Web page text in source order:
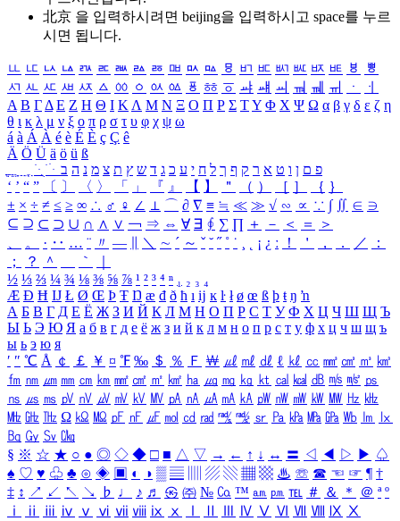
北京 을 입력하시려면 beijing을 입력하시고 space를 누르
시면 됩니다.
ㅥ ㅦ ㅧ ㅨ ㅩ ㅪ ㅫ ㅬ ㅭ ㅮ ㅯ ㅰ ㅱ ㅲ ㅳ ㅴ ㅵ ㅶ ㅷ ㅸ
ㅹ
ㅺ ㅻ ㅼ ㅽ ㅾ ㅿ ㆀ ㆁ ㆂ ㆃ ㆄ ㆅ ㆆ ㆇ ㆈ ㆉ ㆊ ㆋ ㆌ ㆍ
ㆎ
Α Β ΓΔ Ε Ζ Η Θ Ι ΚΛ Μ Ν Ξ Ο Π Ρ Σ ΤΥ Φ Χ Ψ Ω α β γ δ ε ζ η
θ ι κ λ μ ν ξ ο π ρ σ τ υ φ χ ψ ω
á à Á À é è É È ç Ç ê
Ä Ö Ü ä ö ü ß
ִֶֹ ֻּ ׁׂ פ ם ן ו ט א ר ק ף ך ל ח י ע כ ג ד ש ץ ת צ מ נ ה ב
‘ ’ “ ” 〔 〕 〈 〉 「 」 『 』 【 】 ＂ （ ） ［ ］ ｛ ｝
± × ÷ ≠ ≤ ≥ ∞ ∴ ♂ ♀ ∠ ⊥ ⌒ ∂ ∇ ≡ ≒ ≪ ≫ √ ∽ ∝ ∵ ∫ ∬ ∈ ∋
⊆ ⊇ ⊂ ⊃ ∪ ∩ ∧ ∨ ￢ ⇒ ⇔ ∀ ∃ ∮ ∑ ∏ ＋ － ＜ ＝
＞
、
。 · ‥ … ¨ 〃 ― ＼ ∼ ´ ～ ˇ ˘ ˝ ˚ ˙ ¸ ¡ ¿ ː ！ ＇ ， ． ／
：
；
？ ＾ ｀
½ ⅓ ⅔ ¼ ¾ ⅛ ⅜ ⅝ ⅞ ¹ ² ³ ⁴ ⁿ ₁ ₂ ₃ ₄
Æ Ð Ħ Ĳ Ł Ø Œ Þ Ŧ Ŋ æ đ ð ħ ı ĳ ĸ ŀ ł ø œ ß þ ŧ ŋ ŉ
А Б В Г Д Е Ё Ж З И Й К Л М Н О П Р С Т У Ф Х Ц Ч Ш Щ Ъ
Ы Ь Э Ю Я а б в г д е ё ж з и й к л м н о п р с т у ф х ц ч ш щ ъ
ы ь э ю я
′ ″ ℃ Å ￠ ￡ ￥ ¤ ℉ ‰ ＄ ％ Ｆ ￦ ㎕ ㎖ ㎗ ℓ ㎘ ㏄ ㎣ ㎤ ㎥ ㎦
㎙ ㎚ ㎛ ㎜ ㎝ ㎞ ㎟ ㎠ ㎡ ㎢ ㏊ ㎍ ㎎ ㎏ ㏏ ㎈ ㎉ ㏈ ㎧ ㎨ ㎰
㎱ ㎲ ㎳ ㎴ ㎵ ㎶ ㎷ ㎸ ㎹ ㎀ ㎁ ㎂ ㎃ ㎄ ㎺ ㎻ ㎽ ㎾ ㎿ ㎐ ㎑
㎒ ㎓ ㎔ Ω ㏀ ㏁ ㎊ ㎋ ㎌ ㏖ ㏅ ㎭ ㎮ ㎯ ㏛ ㎩ ㎪ ㎫ ㎬ ㏝ ㏐
㏓
㏃ ㏉ ㏜ ㏆
§ ※ ☆ ★ ○ ● ◎ ◇ ◆ □ ■ △ ▽ → ← ↑ ↓ ↔ 〓 ◁ ◀ ▷ ▶ ♤
♠ ♡ ♥ ♧ ♣ ⊙ ◈ ▣ ◐ ◑ ▒ ▤ ▨ ▧ ▦ ▩ ♨ ☏ ☎ ☜ ☞ ¶ †
‡ ↕ ↗ ↙ ↖ ↘ ♭ ♩ ♪ ♬ ㉿ ㈜ № ㏇ ™ ㏂ ㏘ ℡ ＃ ＆ ＊ ＠ ª º
ⅰ
ⅱ ⅲ ⅳ ⅴ ⅵ ⅶ ⅷ ⅸ ⅹ Ⅳ Ⅴ Ⅵ Ⅶ Ⅷ Ⅸ Ⅹ